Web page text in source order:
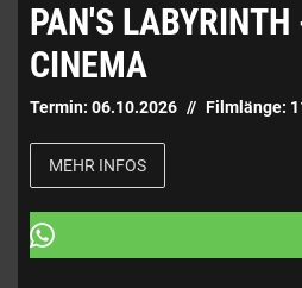
PAN'S LABYRINTH
CINEMA
Termin: 06.10.2026 Filmlänge:
MEHR INFOS